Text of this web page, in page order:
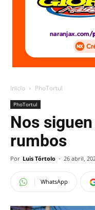
Inicio PhoTortul
PhoTortul
Nos
rumbos
Por Luis Tórtolo - 26 abril,
WhatsApp